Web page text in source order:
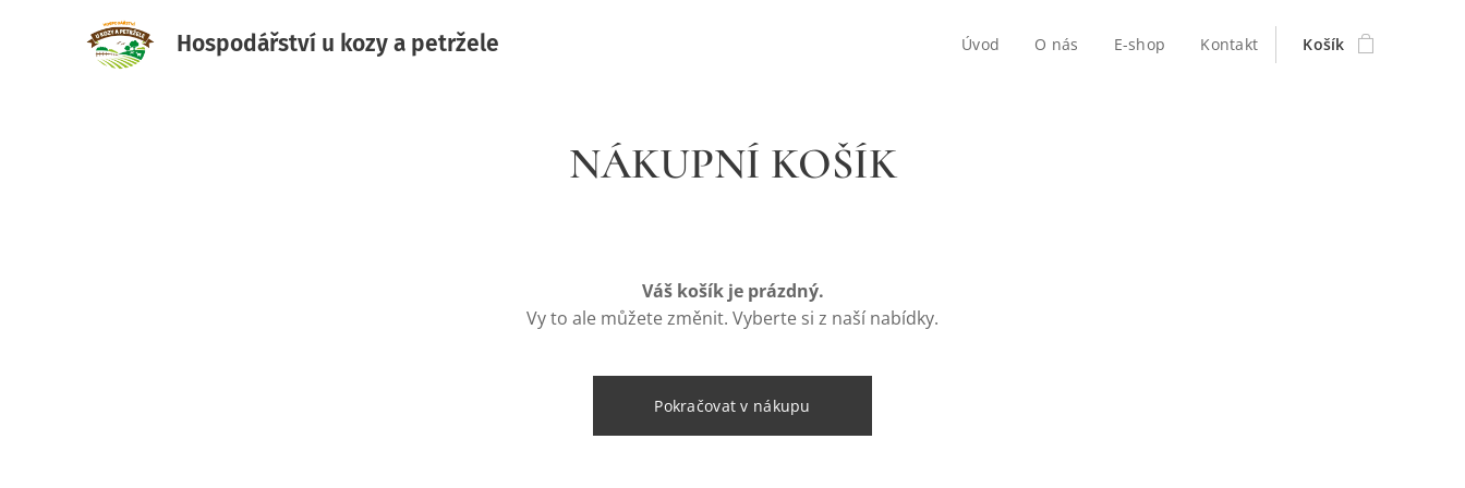
Hospodářství u kozy a petržele Úvod O nás E-shop Kontakt Košík
NÁKUPNÍ KOŠÍK
Váš košík je prázdný.
Vy to ale můžete změnit. Vyberte si z naší nabídky.
Pokračovat v nákupu